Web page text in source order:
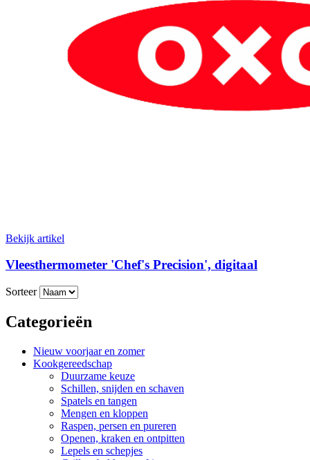
Bekijk artikel
Vleesthermometer 'Chef's Precision', digitaal
Sorteer
Categorieën
Nieuw voorjaar en zomer
Kookgereedschap
Duurzame keuze
Schillen, snijden en schaven
Spatels en tangen
Mengen en kloppen
Raspen, persen en pureren
Openen, kraken en ontpitten
Lepels en schepjes